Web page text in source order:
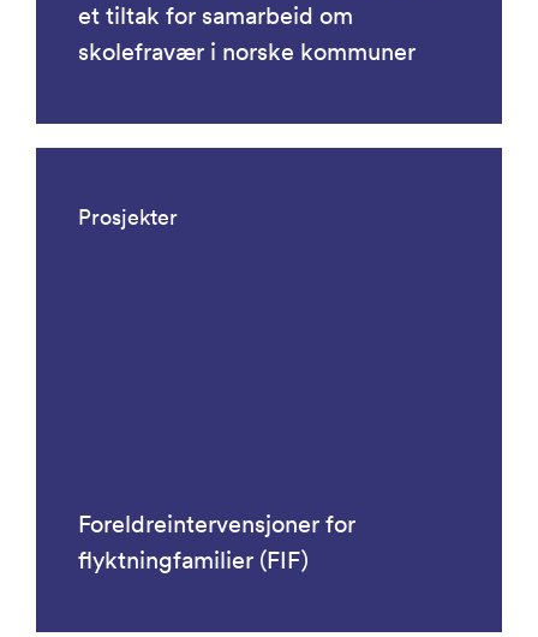
et tiltak for samarbeid om
skolefravær i norske kommuner
Prosjekter
Foreldreintervensjoner for
flyktningfamilier (FIF)